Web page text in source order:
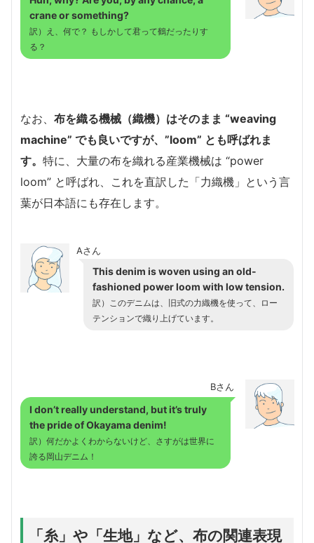
crane or something?
訳）え、何で？ もしかして君って鶴だったりす
る？
なお、 布を織る機械（織機）はそのまま “weaving
machine” でも良いですが、”loom” とも呼ばれま
す。 特に、大量の布を織れる産業機械は “power
loom” と呼ばれ、これを直訳した「力織機」という言
葉が日本語にも存在します。
Aさん
This denim is woven using an old-
fashioned power loom with low tension.
訳）このデニムは、旧式の力織機を使って、ロー
テンションで織り上げています。
Bさん
I don’t really understand, but it’s truly
the pride of Okayama denim!
訳）何だかよくわからないけど、さすがは世界に
誇る岡山デニム！
「糸」や「生地」など、布の関連表現